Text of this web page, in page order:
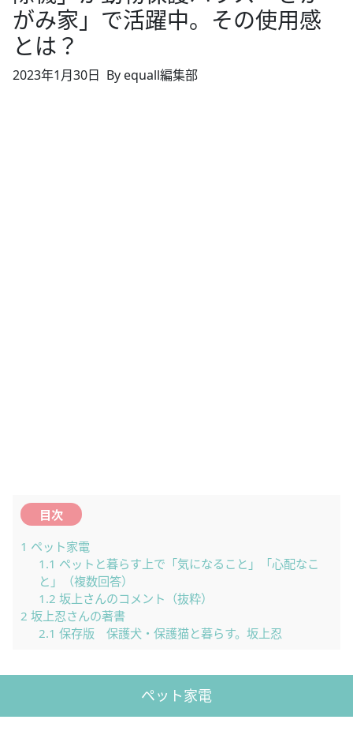
がみ家」で活躍中。その使用感
とは？
2023年1月30日 By equall編集部
目次
1 ペット家電
1.1 ペットと暮らす上で「気になること」「心配なこ
と」（複数回答）
1.2 坂上さんのコメント（抜粋）
2 坂上忍さんの著書
2.1 保存版 保護犬・保護猫と暮らす。坂上忍
ペット家電